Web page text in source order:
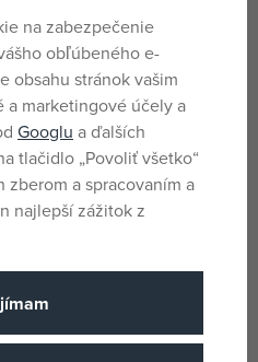
na zabezpečenie
obľúbeného e-
obsahu stránok vašim
a marketingové účely a
Googlu a ďalších
tlačidlo „Povoliť všetko“
zberom a spracovaním a
najlepší zážitok z